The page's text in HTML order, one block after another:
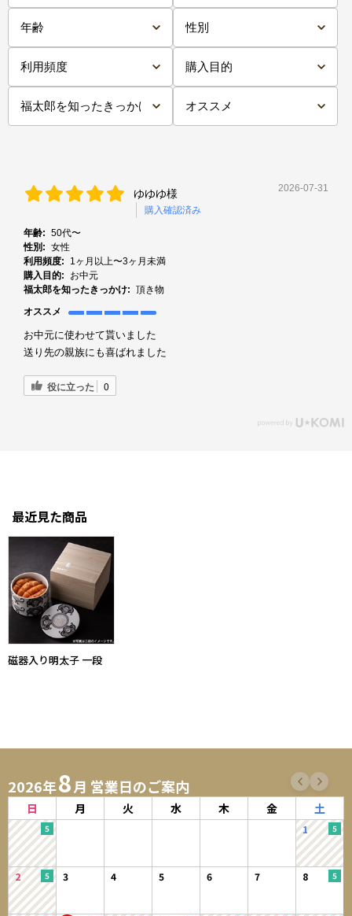
ゆゆゆ様
購入確認済み
2026-07-31
年齢: 50代〜
性別: 女性
利用頻度:
1ヶ月以上〜3ヶ月未満
購入目的:
お中元
福太郎を知ったきっかけ: 頂き物
オススメ
お中元に使わせて貰いました
送り先の親族にも喜ばれました
役に立った 0
最近見た商品
磁器入り明太子 一段
2026年8月 営業日のご案内
日 月 火 水 木 金 土
1
2 3 4 5 6 7 8